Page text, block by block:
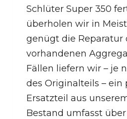
Schlüter Super 350
überholen wir in
genügt die Reparatur
vorhandenen
Fällen liefern wir – je
des Originalteils – ein
Ersatzteil aus
Bestand umfasst über